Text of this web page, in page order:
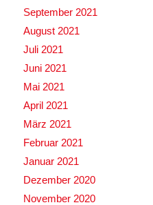
September 2021
August 2021
Juli 2021
Juni 2021
Mai 2021
April 2021
März 2021
Februar 2021
Januar 2021
Dezember 2020
November 2020